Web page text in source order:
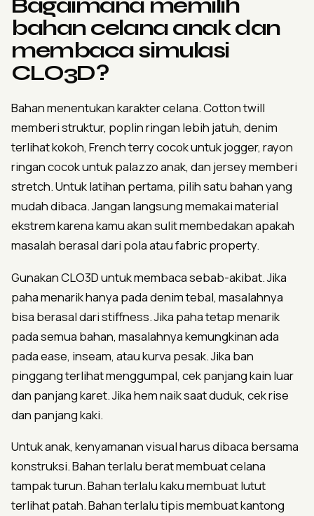
bahan celana anak dan
membaca simulasi
CLO3D?
Bahan menentukan karakter celana. Cotton twill
memberi struktur, poplin ringan lebih jatuh, denim
terlihat kokoh, French terry cocok untuk jogger, rayon
ringan cocok untuk palazzo anak, dan jersey memberi
stretch. Untuk latihan pertama, pilih satu bahan yang
mudah dibaca. Jangan langsung memakai material
ekstrem karena kamu akan sulit membedakan apakah
masalah berasal dari pola atau fabric property.
Gunakan CLO3D untuk membaca sebab-akibat. Jika
paha menarik hanya pada denim tebal, masalahnya
bisa berasal dari stiffness. Jika paha tetap menarik
pada semua bahan, masalahnya kemungkinan ada
pada ease, inseam, atau kurva pesak. Jika ban
pinggang terlihat menggumpal, cek panjang kain luar
dan panjang karet. Jika hem naik saat duduk, cek rise
dan panjang kaki.
Untuk anak, kenyamanan visual harus dibaca bersama
konstruksi. Bahan terlalu berat membuat celana
tampak turun. Bahan terlalu kaku membuat lutut
terlihat patah. Bahan terlalu tipis membuat kantong